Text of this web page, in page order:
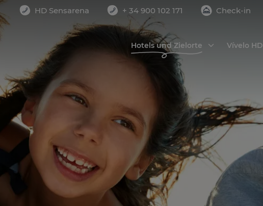
HD Sensarena + 34 900 102 171 Check-in
Hotels und Zielorte
Gran Canaria
Reiseort sehen
HD PARQUE CRISTÓBAL
GRAN CANARIA
Playa del Inglés
Family & Joy
HD ACUARIO LIFESTYLE
Las Palmas de Gran
Lanzarote
Reiseort sehen
HD SENSARENA
Costa Teguise
Vívelo HD
Zimmer ErwachseneKinder
ZIMMER HINZUFÜGEN